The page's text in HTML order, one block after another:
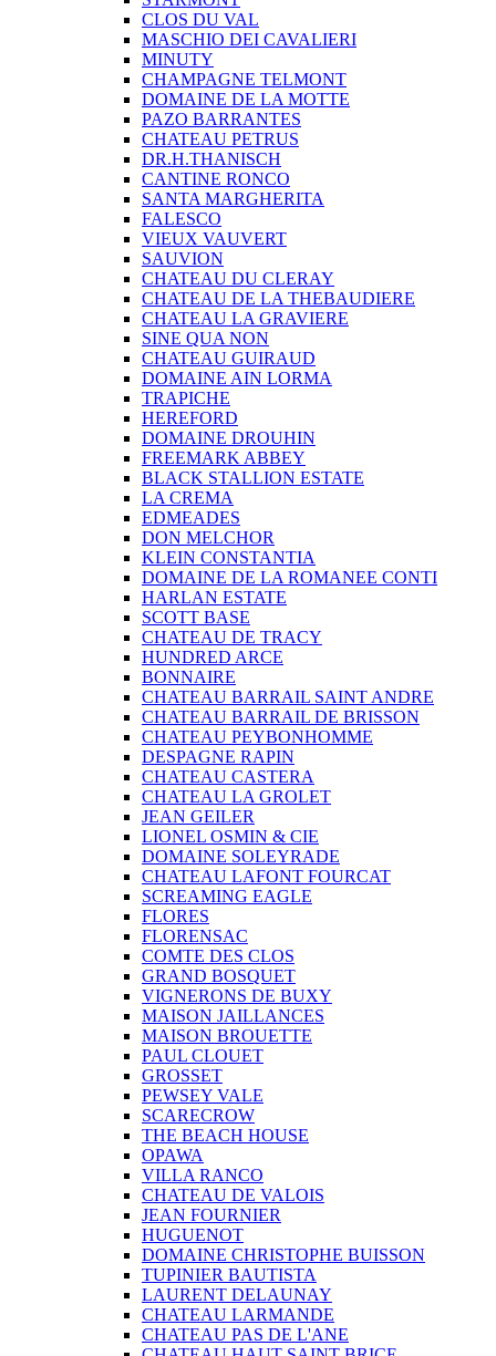
CLOS DU VAL
MASCHIO DEI CAVALIERI
MINUTY
CHAMPAGNE TELMONT
DOMAINE DE LA MOTTE
PAZO BARRANTES
CHATEAU PETRUS
DR.H.THANISCH
CANTINE RONCO
SANTA MARGHERITA
FALESCO
VIEUX VAUVERT
SAUVION
CHATEAU DU CLERAY
CHATEAU DE LA THEBAUDIERE
CHATEAU LA GRAVIERE
SINE QUA NON
CHATEAU GUIRAUD
DOMAINE AIN LORMA
TRAPICHE
HEREFORD
DOMAINE DROUHIN
FREEMARK ABBEY
BLACK STALLION ESTATE
LA CREMA
EDMEADES
DON MELCHOR
KLEIN CONSTANTIA
DOMAINE DE LA ROMANEE CONTI
HARLAN ESTATE
SCOTT BASE
CHATEAU DE TRACY
HUNDRED ARCE
BONNAIRE
CHATEAU BARRAIL SAINT ANDRE
CHATEAU BARRAIL DE BRISSON
CHATEAU PEYBONHOMME
DESPAGNE RAPIN
CHATEAU CASTERA
CHATEAU LA GROLET
JEAN GEILER
LIONEL OSMIN & CIE
DOMAINE SOLEYRADE
CHATEAU LAFONT FOURCAT
SCREAMING EAGLE
FLORES
FLORENSAC
COMTE DES CLOS
GRAND BOSQUET
VIGNERONS DE BUXY
MAISON JAILLANCES
MAISON BROUETTE
PAUL CLOUET
GROSSET
PEWSEY VALE
SCARECROW
THE BEACH HOUSE
OPAWA
VILLA RANCO
CHATEAU DE VALOIS
JEAN FOURNIER
HUGUENOT
DOMAINE CHRISTOPHE BUISSON
TUPINIER BAUTISTA
LAURENT DELAUNAY
CHATEAU LARMANDE
CHATEAU PAS DE L'ANE